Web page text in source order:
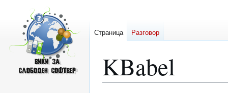
KBabel
Страница Разговор